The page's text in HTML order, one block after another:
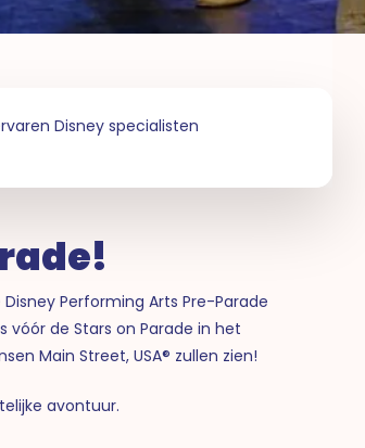
Disney specialisten
Performing Arts Pre-Parade
vóór de Stars on Parade in het
Main Street, USA® zullen zien!
avontuur.